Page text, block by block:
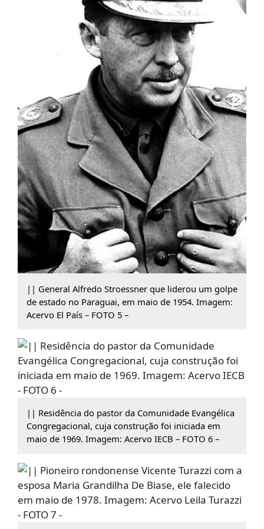
|| General Alfredo Stroessner que liderou um golpe
de estado no Paraguai, em maio de 1954. Imagem:
Acervo El País – FOTO 5 –
|| Residência do pastor da Comunidade Evangélica
Congregacional, cuja construção foi iniciada em
maio de 1969. Imagem: Acervo IECB – FOTO 6 –